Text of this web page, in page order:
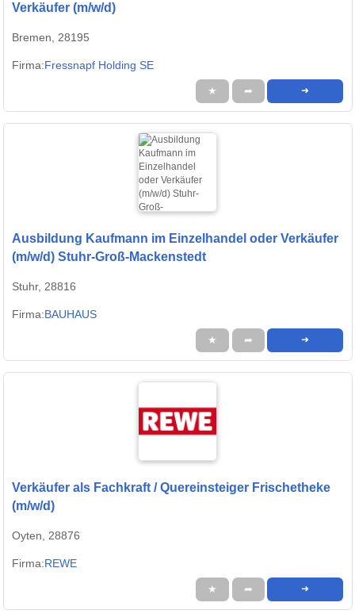
Verkäufer (m/w/d)
Bremen, 28195
Firma:Fressnapf Holding SE
★ ➦ ➜
Ausbildung Kaufmann im Einzelhandel oder Verkäufer
(m/w/d) Stuhr-Groß-Mackenstedt
Stuhr, 28816
Firma:BAUHAUS
★ ➦ ➜
Verkäufer als Fachkraft / Quereinsteiger Frischetheke
(m/w/d)
Oyten, 28876
Firma:REWE
★ ➦ ➜